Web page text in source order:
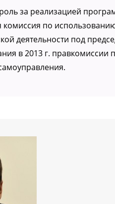
за реализацией
комиссия по
деятельности под
в 2013 г. правкомиссии